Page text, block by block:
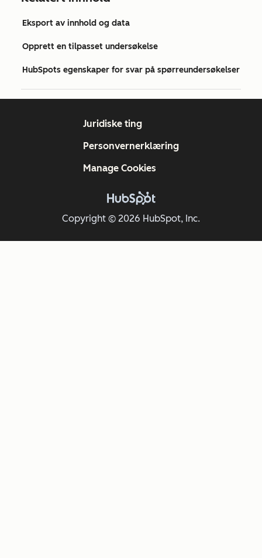
Eksport av innhold og data
Opprett en tilpasset undersøkelse
HubSpots egenskaper for svar på spørreundersøkelser
Copyright © 2026 HubSpot, Inc.
Juridiske ting
Personvernerklæring
Manage Cookies